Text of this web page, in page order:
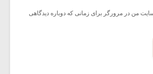
من در مرورگر برای زمانی که دوباره دیدگاهی